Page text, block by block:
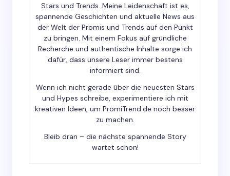
Save my name and email in this browser for the
Submit Comment
Stars und Trends. Meine Leidenschaft ist es,
spannende Geschichten und aktuelle News aus
der Welt der Promis und Trends auf den Punkt
zu bringen. Mit einem Fokus auf gründliche
Recherche und authentische Inhalte sorge ich
dafür, dass unsere Leser immer bestens
informiert sind.
Wenn ich nicht gerade über die neuesten Stars
und Hypes schreibe, experimentiere ich mit
kreativen Ideen, um PromiTrend.de noch besser
zu machen.
Bleib dran – die nächste spannende Story
wartet schon!